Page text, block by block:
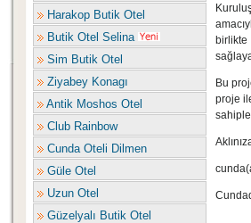
Harakop Butik Otel
Butik Otel Selina
Sim Butik Otel
Ziyabey Konagı
Antik Moshos Otel
Club Rainbow
Cunda Oteli Dilmen
Güle Otel
Uzun Otel
Güzelyalı Butik Otel
birlikte
Bu
proje